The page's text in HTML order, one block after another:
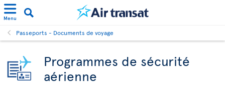
Menu
Passeports - Documents de voyage
Programmes de sécurité
aérienne